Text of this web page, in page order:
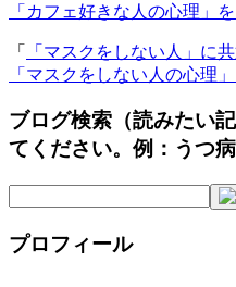
「カフェ好きな人の心理」
「
「マスクをしない人」に
「マスクをしない人の心理
ブログ検索（読みたい
てください。例：うつ
プロフィール